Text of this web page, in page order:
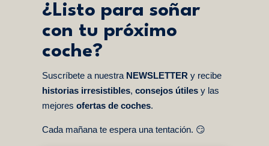
¿Listo para soñar
con tu próximo
coche?
Suscríbete a nuestra NEWSLETTER y recibe
historias irresistibles, consejos útilesy las
mejores ofertas de coches.
Cada mañana te espera una tentación. 😏